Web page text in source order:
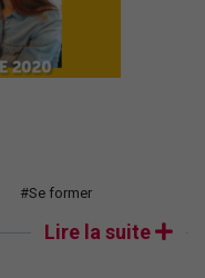
#Se former
Lire la suite